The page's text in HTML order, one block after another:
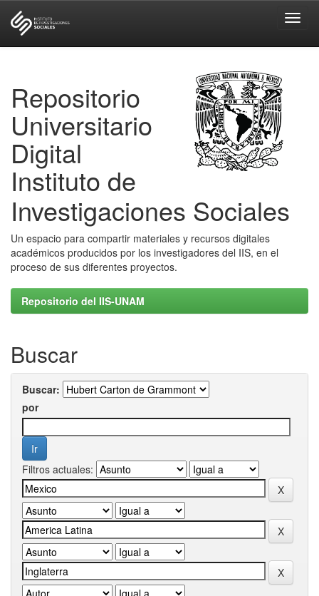
Repositorio
Universitario
Digital
Instituto de
Investigaciones Sociales
Un espacio para compartir materiales y recursos digitales
académicos producidos por los investigadores del IIS, en el
proceso de sus diferentes proyectos.
Repositorio del IIS-UNAM
Buscar
Buscar:
por
Filtros actuales: